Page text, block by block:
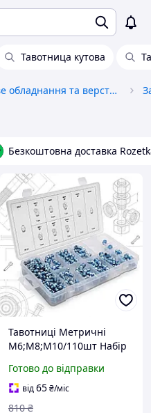
Тавотница кутова
Промислове обладнання та верстати
Безкоштовна доставка
Тавотниці Метричні
М6;М8;М10/110шт Набір
Змащування DIN 71412A
Spec (SP-06888)
Готово до відправки
від65₴/міс
810 ₴